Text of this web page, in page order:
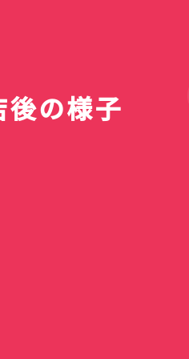
の様子